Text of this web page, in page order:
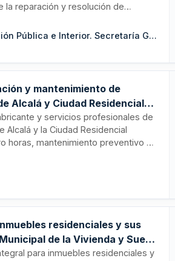
la reparación y resolución de
encaminamiento. Esta prestación
y la disponibilidad de los
Consejeria de la Presidencia, Administración Pública e Interior. Secretaría General Técnica
y mantenimiento de
Alcalá y Ciudad Residencial
y servicios profesionales de
Alcalá y la Ciudad Residencial
horas, mantenimiento preventivo y
infraestructura WiFi de CRUSA. El
realizar simulacros anuales de
residenciales y sus
de la Vivienda y Suelo
para inmuebles residenciales y